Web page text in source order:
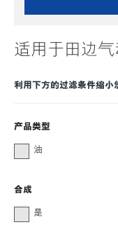
适用于田边
利用下方的过滤条件缩小
产品类型
油
合成
是